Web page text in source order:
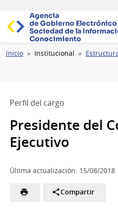
Agencia
de Gobierno Electrónico
Sociedad de la
Conocimiento
Ruta
Inicio Institucional
Perfil del cargo
Presidente del
Ejecutivo
Última actualización: 15/08/2018
Compartir